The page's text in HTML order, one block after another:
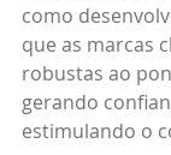
como
que as marcas
robustas ao
gerando
estimulando o